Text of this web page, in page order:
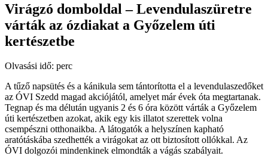
Virágzó domboldal – Levendulaszüretre
várták az ózdiakat a Győzelem úti
kertészetbe
Olvasási idő: perc
A tűző napsütés és a kánikula sem tántorította el a levendulaszedőket
az ÓVI Szedd magad akciójától, amelyet már évek óta megtartanak.
Tegnap és ma délután ugyanis 2 és 6 óra között várták a Győzelem
úti kertészetben azokat, akik egy kis illatot szerettek volna
csempészni otthonaikba. A látogatók a helyszínen kapható
aratótáskába szedhették a virágokat az ott biztosított ollókkal. Az
ÓVI dolgozói mindenkinek elmondták a vágás szabályait.